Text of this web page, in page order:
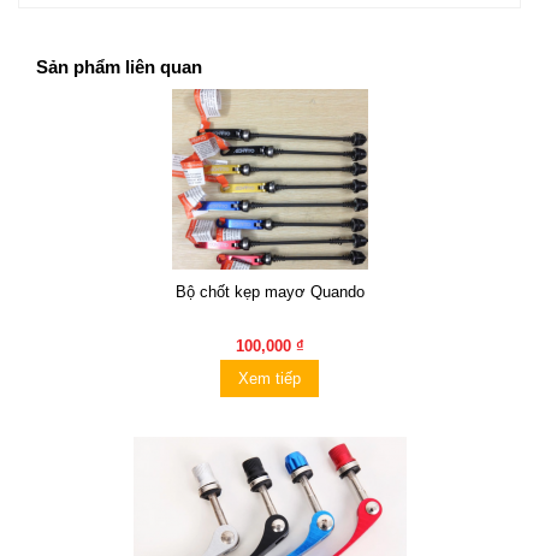
Sản phẩm liên quan
Bộ chốt kẹp mayơ Quando
100,000 ₫
Xem tiếp